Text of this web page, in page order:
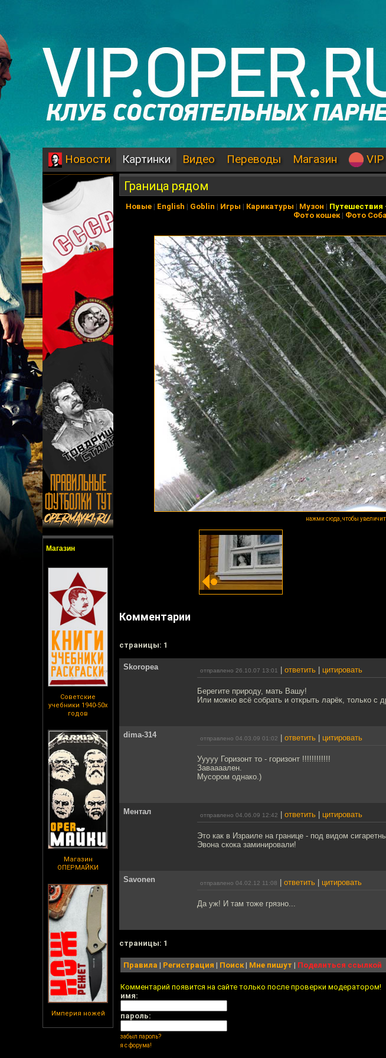
Новости Картинки Видео Переводы Магазин VIP
Магазин
Советские
учебники 1940-50х
годов
Магазин
ОПЕРМАЙКИ
Империя ножей
Граница рядом
Новые| English | Goblin | Игры | Карикатуры | Музон | Путешествия
Фото кошек| Фото
нажми сюда, чтобы
Комментарии
cтраницы: 1
Skoropea отправлено 26.10.07 13:01 ответить цитировать
Берегите природу, мать Вашу!
Или можно всё собрать и открыть ларёк, только с
dima-314 отправлено 04.03.09 01:02 ответить цитировать
Ууууу Горизонт то - горизонт !!!!!!!!!!!!
Заваааален.
Мусором однако.)
Ментал отправлено 04.06.09 12:42 ответить цитировать
Это как в Израиле на границе - под видом
Эвона скока заминировали!
Savonen отправлено 04.02.12 11:08 ответить цитировать
Да уж! И там тоже грязно...
cтраницы: 1
Правила | Регистрация | Поиск| Мне пишут | Поделиться ссылкой
Комментарий появится на сайте только после проверки модератором!
имя:
пароль:
забыл пароль?
я с форума!